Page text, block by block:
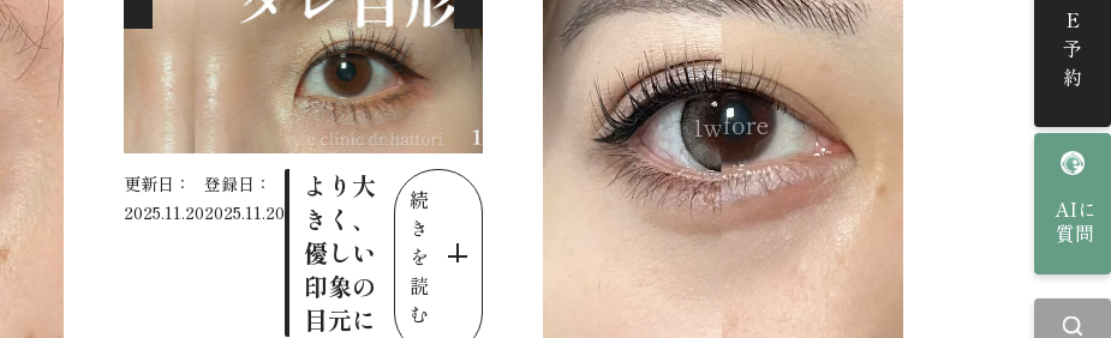
更新日：
2025.11.20
登録日：
2025.11.20
より大
きく、
優しい
印象の
目元に
続
き
を
読
む
AIに
質問